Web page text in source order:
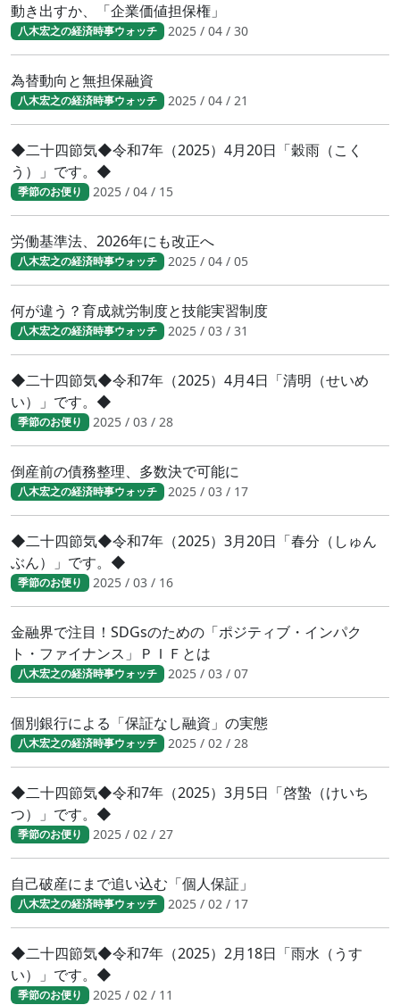
動き出すか、「企業価値担保権」
八木宏之の経済時事ウォッチ 2025 / 04 / 30
為替動向と無担保融資
八木宏之の経済時事ウォッチ 2025 / 04 / 21
◆二十四節気◆令和7年（2025）4月20日「穀雨（こく
う）」です。◆
季節のお便り 2025 / 04 / 15
労働基準法、2026年にも改正へ
八木宏之の経済時事ウォッチ 2025 / 04 / 05
何が違う？育成就労制度と技能実習制度
八木宏之の経済時事ウォッチ 2025 / 03 / 31
◆二十四節気◆令和7年（2025）4月4日「清明（せいめ
い）」です。◆
季節のお便り 2025 / 03 / 28
倒産前の債務整理、多数決で可能に
八木宏之の経済時事ウォッチ 2025 / 03 / 17
◆二十四節気◆令和7年（2025）3月20日「春分（しゅん
ぶん）」です。◆
季節のお便り 2025 / 03 / 16
金融界で注目！SDGsのための「ポジティブ・インパク
ト・ファイナンス」ＰＩＦとは
八木宏之の経済時事ウォッチ 2025 / 03 / 07
個別銀行による「保証なし融資」の実態
八木宏之の経済時事ウォッチ 2025 / 02 / 28
◆二十四節気◆令和7年（2025）3月5日「啓蟄（けいち
つ）」です。◆
季節のお便り 2025 / 02 / 27
自己破産にまで追い込む「個人保証」
八木宏之の経済時事ウォッチ 2025 / 02 / 17
◆二十四節気◆令和7年（2025）2月18日「雨水（うす
い）」です。◆
季節のお便り 2025 / 02 / 11